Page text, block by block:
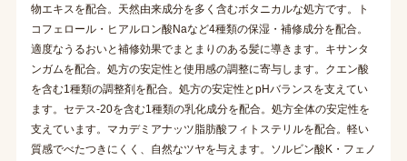
物エキスを配合。天然由来成分を多く含むボタニカルな処方です。ト
コフェロール・ヒアルロン酸Naなど4種類の保湿・補修成分を配合。
適度なうるおいと補修効果でまとまりのある髪に導きます。キサンタ
ンガムを配合。処方の安定性と使用感の調整に寄与します。クエン酸
を含む1種類の調整剤を配合。処方の安定性とpHバランスを支えてい
ます。セテス-20を含む1種類の乳化成分を配合。処方全体の安定性を
支えています。マカデミアナッツ脂肪酸フィトステリルを配合。軽い
質感でべたつきにくく、自然なツヤを与えます。ソルビン酸K・フェノ